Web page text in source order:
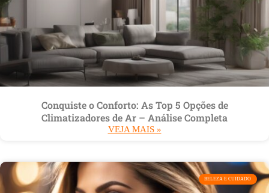
Conquiste o Conforto: As Top 5 Opções de
Climatizadores de Ar – Análise Completa
VEJA MAIS »
BELEZA E CUIDADO